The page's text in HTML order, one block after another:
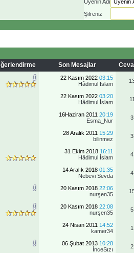
Üyenin Adı
Şifreniz
Son Mesajlar
22 Kasım 2022 03:15
Hâdimul İslam
22 Kasım 2022 03:20
Hâdimul İslam
11
16Haziran 2011 20:19
Esma_Nur
3
28 Aralık 2011 15:29
bilinmez
3
31 Ekim 2018 16:11
Hâdimul İslam
4
14 Aralık 2018 01:35
Nebevi Sevda
4
20 Kasım 2018 22:06
nurşen35
20 Kasım 2018 22:08
nurşen35
5
24 Nisan 2011 14:52
kamer34
1
06 Şubat 2013 10:28
İnceSızı
2